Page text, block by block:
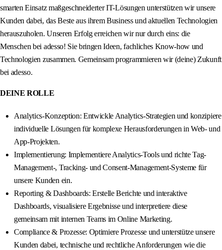
smarten Einsatz maßgeschneiderter IT-Lösungen unterstützen wir unsere
Kunden dabei, das Beste aus ihrem Business und aktuellen Technologien
herauszuholen. Unseren Erfolg erreichen wir nur durch eins: die
Menschen bei adesso! Sie bringen Ideen, fachliches Know-how und
Technologien zusammen. Gemeinsam programmieren wir (deine) Zukunft
bei adesso.
DEINE ROLLE
Analytics-Konzeption: Entwickle Analytics-Strategien und konzipiere
individuelle Lösungen für komplexe Herausforderungen in Web- und
App-Projekten.
Implementierung: Implementiere Analytics-Tools und richte Tag-
Management-, Tracking- und Consent-Management-Systeme für
unsere Kunden ein.
Reporting & Dashboards: Erstelle Berichte und interaktive
Dashboards, visualisiere Ergebnisse und interpretiere diese
gemeinsam mit internen Teams im Online Marketing.
Compliance & Prozesse: Optimiere Prozesse und unterstütze unsere
Kunden dabei, technische und rechtliche Anforderungen wie die